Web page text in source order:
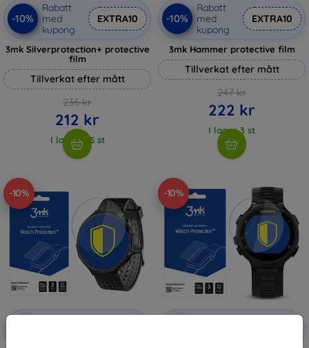
-10%
Rabatt
med
kupong
EXTRA10
3mk Silverprotection+ protective
film
Tillverkat efter mått
236 kr
212 kr
I lager > 5 st
-10%
Rabatt
med
kupong
EXTRA10
3mk Hammer protective film
Tillverkat efter mått
247 kr
222 kr
I lager 3 st
-10%
Rabatt
-10%
Rabatt